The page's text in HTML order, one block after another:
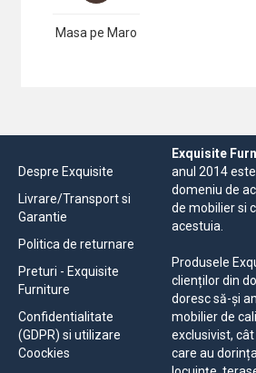
Masa pe Maro
Despre Exquisite
Livrare/Transport si
Garantie
Politica de returnare
Preturi - Exquisite
Furniture
Confidentialitate
(GDPR) si utilizare
Coockies
Exquisite
anul 2014
domeniu de
de mobilier si
acestuia.
Produsele
clienților din
doresc să-și
mobilier de
exclusivist,
care au